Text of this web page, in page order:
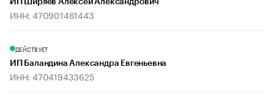
ИП Ширяев Алексей Александрович
ИНН: 470901461443
ДЕЙСТВУЕТ
ИП Баландина Александра Евгеньевна
ИНН: 470419433625